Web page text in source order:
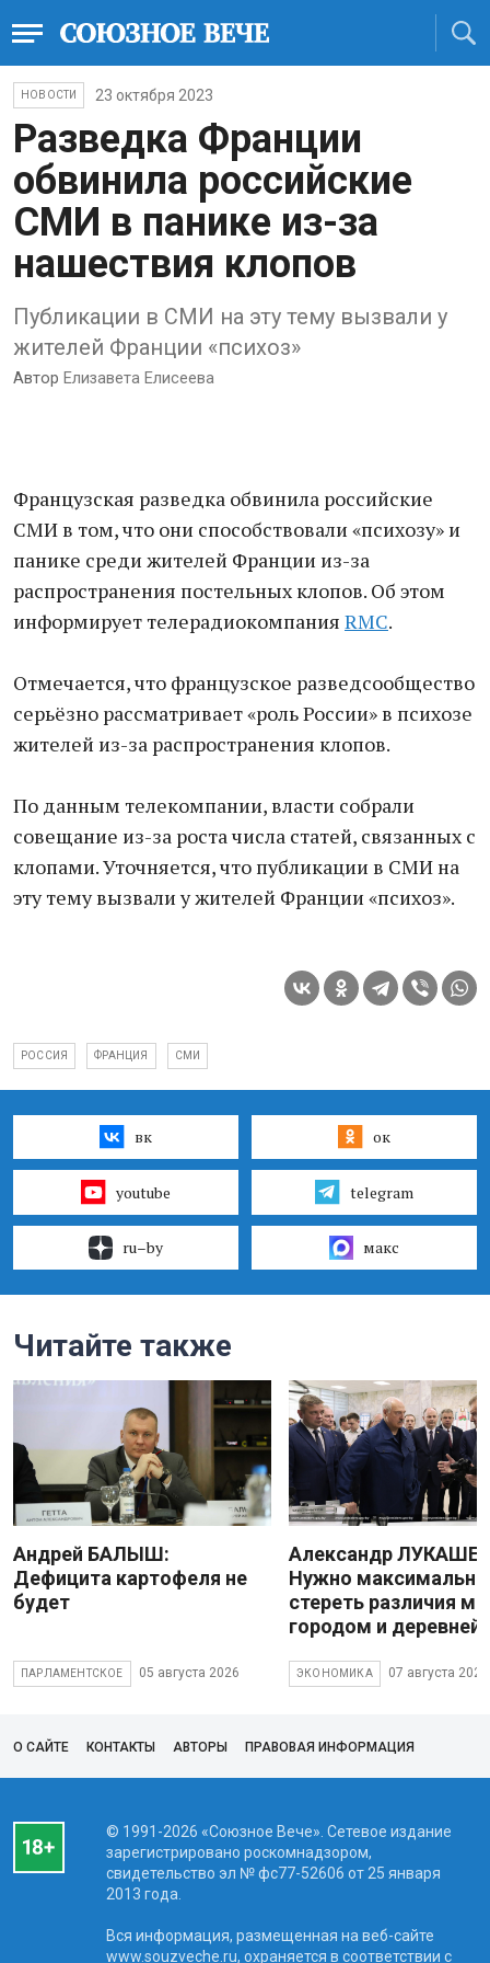
НОВОСТИ 23 октября 2023
Разведка Франции
обвинила российские
СМИ в панике из-за
нашествия клопов
Публикации в СМИ на эту тему вызвали у
жителей Франции «психоз»
Автор Елизавета Елисеева
Французская разведка обвинила российские
СМИ в том, что они способствовали «психозу» и
панике среди жителей Франции из-за
распространения постельных клопов. Об этом
информирует телерадиокомпания RMC.
Отмечается, что французское разведсообщество
серьёзно рассматривает «роль России» в психозе
жителей из-за распространения клопов.
По данным телекомпании, власти собрали
совещание из-за роста числа статей, связанных с
клопами. Уточняется, что публикации в СМИ на
эту тему вызвали у жителей Франции «психоз».
РОССИЯ ФРАНЦИЯ СМИ
вк ок
youtube telegram
ru–by макс
Читайте также
Андрей БАЛЫШ:
Дефицита картофеля не
будет
ПАРЛАМЕНТСКОЕ 05 августа 2026
Александр
Нужно максимально
стереть различия
городом и деревней
ЭКОНОМИКА 07 августа 2026
О САЙТЕ КОНТАКТЫ АВТОРЫ ПРАВОВАЯ ИНФОРМАЦИЯ
© 1991-2026 «Союзное Вече». Сетевое издание
зарегистрировано роскомнадзором,
свидетельство эл № фc77-52606 от 25 января
2013 года.
Вся информация, размещенная на веб-сайте
www.souzveche.ru, охраняется в соответствии с